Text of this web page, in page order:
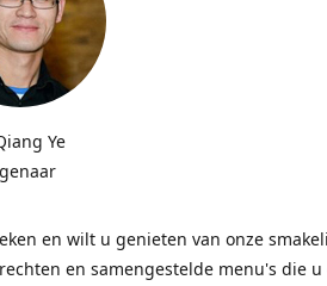
Ye
en wilt u genieten van onze
en samengestelde menu's die